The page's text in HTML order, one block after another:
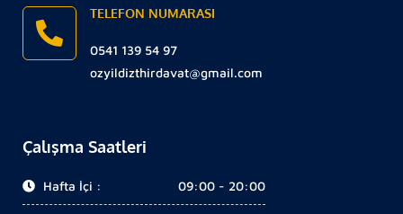
TELEFON NUMARASI
0541 139 54 97
ozyildizthirdavat@gmail.com
Çalışma Saatleri
Hafta İçi : 09:00 - 20:00